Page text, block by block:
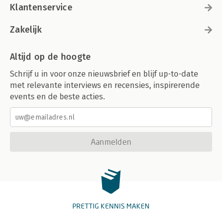
Klantenservice
Zakelijk
Altijd op de hoogte
Schrijf u in voor onze nieuwsbrief en blijf up-to-date
met relevante interviews en recensies, inspirerende
events en de beste acties.
Aanmelden
PRETTIG KENNIS MAKEN